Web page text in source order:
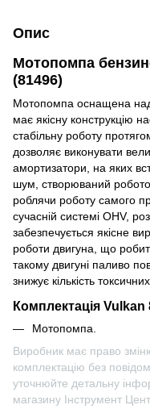
Опис
Мотопомпа
(81496)
Мотопомпа оснащена
має якісну конструкцію
стабільну роботу
дозволяє виконувати
амортизатори, на яких
шум, створюваний
роблячи роботу самого
сучасній системі OHV,
забезпечується якісне
роботи двигуна, що
такому двигуні паливо
знижує кількість
Комплектація Vulkan
Мотопомпа.
Виробник має право
комплектацію без
уточнюйте детальну
магазину Інструмент